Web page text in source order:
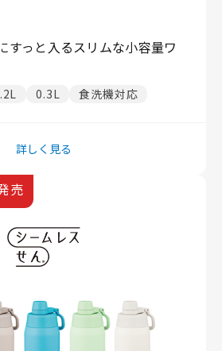
すっと入るスリムな小容量ワ
0.3L 食洗機対応
詳しく見る
売